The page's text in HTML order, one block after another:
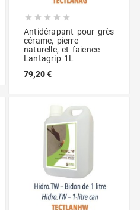
    
Antidérapant pour grès
cérame, pierre
naturelle, et faience
Lantagrip 1L
79,20 €